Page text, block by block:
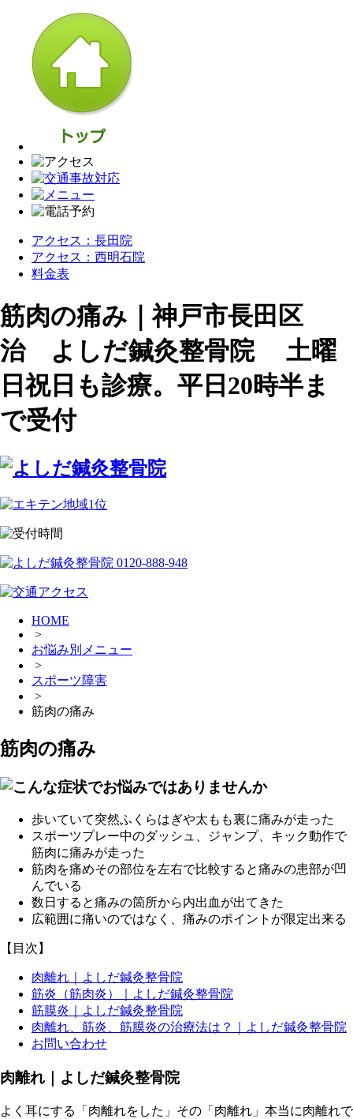
アクセス：長田院
アクセス：西明石院
料金表
筋肉の痛み｜神戸市長田区
治 よしだ鍼灸整骨院 土曜
日祝日も診療。平日20時半ま
で受付
HOME
>
お悩み別メニュー
>
スポーツ障害
>
筋肉の痛み
筋肉の痛み
歩いていて突然ふくらはぎや太もも裏に痛みが走った
スポーツプレー中のダッシュ、ジャンプ、キック動作で
筋肉に痛みが走った
筋肉を痛めその部位を左右で比較すると痛みの患部が凹
んでいる
数日すると痛みの箇所から内出血が出てきた
広範囲に痛いのではなく、痛みのポイントが限定出来る
【目次】
肉離れ｜よしだ鍼灸整骨院
筋炎（筋肉炎）｜よしだ鍼灸整骨院
筋膜炎｜よしだ鍼灸整骨院
肉離れ、筋炎、筋膜炎の治療法は？｜よしだ鍼灸整骨院
お問い合わせ
肉離れ｜よしだ鍼灸整骨院
よく耳にする「肉離れをした」その「肉離れ」本当に肉離れで